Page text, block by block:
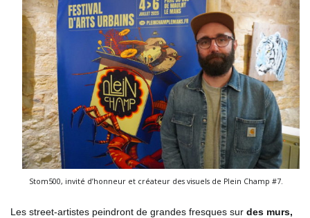
Stom500, invité d’honneur et créateur des visuels de Plein Champ #7.
Les street-artistes peindront de grandes fresques sur des murs,